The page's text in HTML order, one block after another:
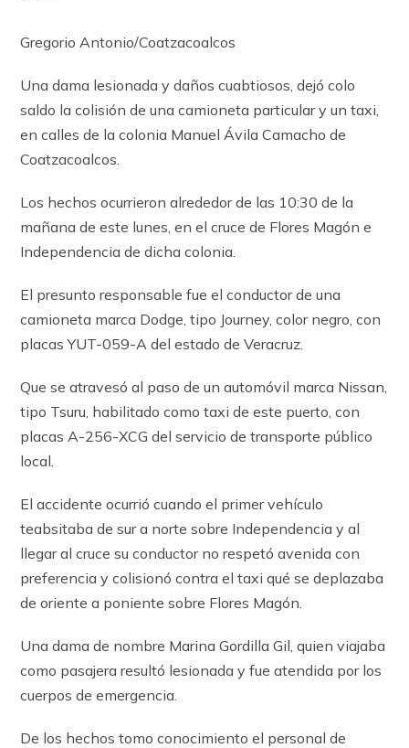
Gregorio Antonio/Coatzacoalcos
Una dama lesionada y daños cuabtiosos, dejó colo
saldo la colisión de una camioneta particular y un taxi,
en calles de la colonia Manuel Ávila Camacho de
Coatzacoalcos.
Los hechos ocurrieron alrededor de las 10:30 de la
mañana de este lunes, en el cruce de Flores Magón e
Independencia de dicha colonia.
El presunto responsable fue el conductor de una
camioneta marca Dodge, tipo Journey, color negro, con
placas YUT-059-A del estado de Veracruz.
Que se atravesó al paso de un automóvil marca Nissan,
tipo Tsuru, habilitado como taxi de este puerto, con
placas A-256-XCG del servicio de transporte público
local.
El accidente ocurrió cuando el primer vehículo
teabsitaba de sur a norte sobre Independencia y al
llegar al cruce su conductor no respetó avenida con
preferencia y colisionó contra el taxi qué se deplazaba
de oriente a poniente sobre Flores Magón.
Una dama de nombre Marina Gordilla Gil, quien viajaba
como pasajera resultó lesionada y fue atendida por los
cuerpos de emergencia.
De los hechos tomo conocimiento el personal de